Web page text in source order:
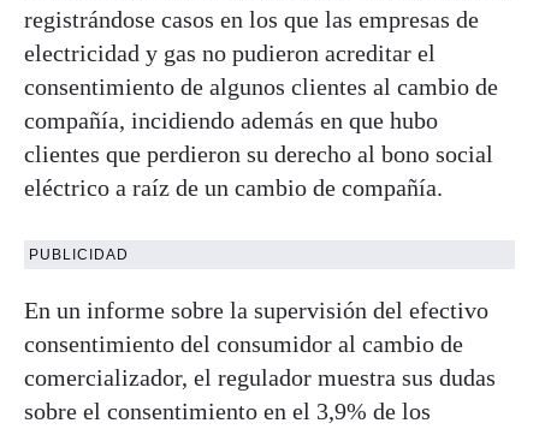
registrándose casos en los que las empresas de
electricidad y gas no pudieron acreditar el
consentimiento de algunos clientes al cambio de
compañía, incidiendo además en que hubo
clientes que perdieron su derecho al bono social
eléctrico a raíz de un cambio de compañía.
PUBLICIDAD
En un informe sobre la supervisión del efectivo
consentimiento del consumidor al cambio de
comercializador, el regulador muestra sus dudas
sobre el consentimiento en el 3,9% de los